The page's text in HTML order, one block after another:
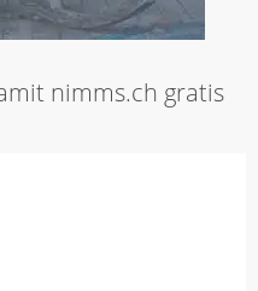
nimms.ch gratis